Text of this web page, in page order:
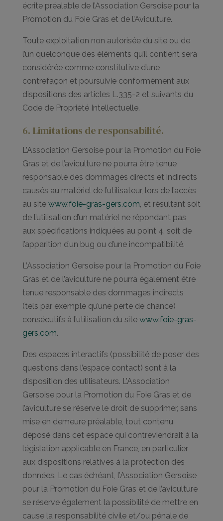
écrite préalable de l’Association Gersoise pour la
Promotion du Foie Gras et de l’Aviculture.
Toute exploitation non autorisée du site ou de
l’un quelconque des éléments qu’il contient sera
considérée comme constitutive d’une
contrefaçon et poursuivie conformément aux
dispositions des articles L.335-2 et suivants du
Code de Propriété Intellectuelle.
6. Limitations de responsabilité.
L’Association Gersoise pour la Promotion du Foie
Gras et de l’aviculture ne pourra être tenue
responsable des dommages directs et indirects
causés au matériel de l’utilisateur, lors de l’accès
au site www.foie-gras-gers.com, et résultant soit
de l’utilisation d’un matériel ne répondant pas
aux spécifications indiquées au point 4, soit de
l’apparition d’un bug ou d’une incompatibilité.
L’Association Gersoise pour la Promotion du Foie
Gras et de l’aviculture ne pourra également être
tenue responsable des dommages indirects
(tels par exemple qu’une perte de chance)
consécutifs à l’utilisation du site www.foie-gras-
gers.com.
Des espaces interactifs (possibilité de poser des
questions dans l’espace contact) sont à la
disposition des utilisateurs. L’Association
Gersoise pour la Promotion du Foie Gras et de
l’aviculture se réserve le droit de supprimer, sans
mise en demeure préalable, tout contenu
déposé dans cet espace qui contreviendrait à la
législation applicable en France, en particulier
aux dispositions relatives à la protection des
données. Le cas échéant, l’Association Gersoise
pour la Promotion du Foie Gras et de l’aviculture
se réserve également la possibilité de mettre en
cause la responsabilité civile et/ou pénale de